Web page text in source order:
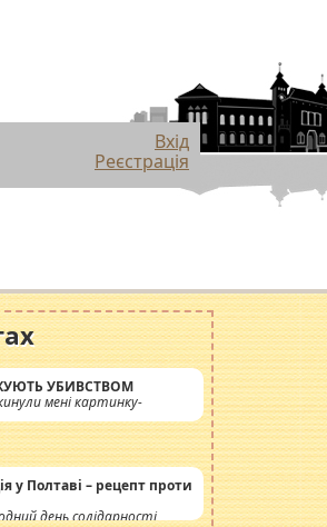
Вхід
Реєстрація
УБИВСТВОМ
мені картинку-
у Полтаві – рецепт проти
день солідарності